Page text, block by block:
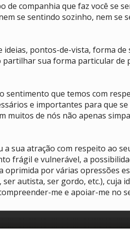
companhia que faz você se
se sentindo sozinho, nem se
pontos-de-vista, forma
sua forma particular de
que temos com
e importantes para que
de nós não apenas
sua atração com respeito ao
frágil e vulnerável, a
por várias opressões
autista, ser gordo, etc.), cuja
me e apoiar-me no